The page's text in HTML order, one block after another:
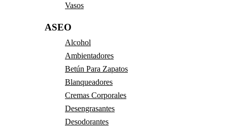
Vasos
ASEO
Alcohol
Ambientadores
Betún Para Zapatos
Blanqueadores
Cremas Corporales
Desengrasantes
Desodorantes